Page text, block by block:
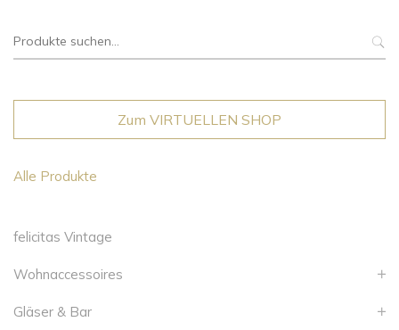
Suche
Zum VIRTUELLEN SHOP
Alle Produkte
felicitas Vintage
Wohnaccessoires
Gläser & Bar